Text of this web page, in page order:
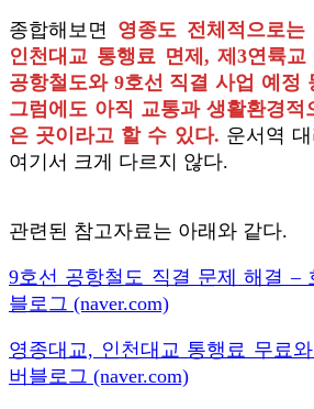
종합해보면 영종도 전체적으로
인천대교 통행료 면제, 제3연륙
공항철도와 9호선 직결 사업 예정
그럼에도 아직 교통과 생활환경
은 곳이라고 할 수 있다. 운서역
여기서 크게 다르지 않다.
관련된 참고자료는 아래와 같다.
9호선 공항철도 직결 문제 해결 –
블로그 (naver.com)
영종대교, 인천대교 통행료 무료
버블로그 (naver.com)